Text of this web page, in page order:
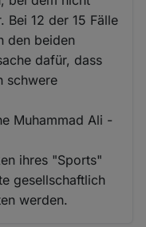
Bei 12 der 15 Fälle
den beiden
dafür, dass
schwere
Muhammad Ali -
ihres "Sports"
gesellschaftlich
werden.